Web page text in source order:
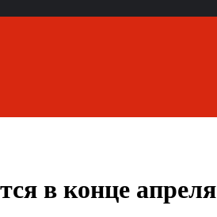
в конце апреля